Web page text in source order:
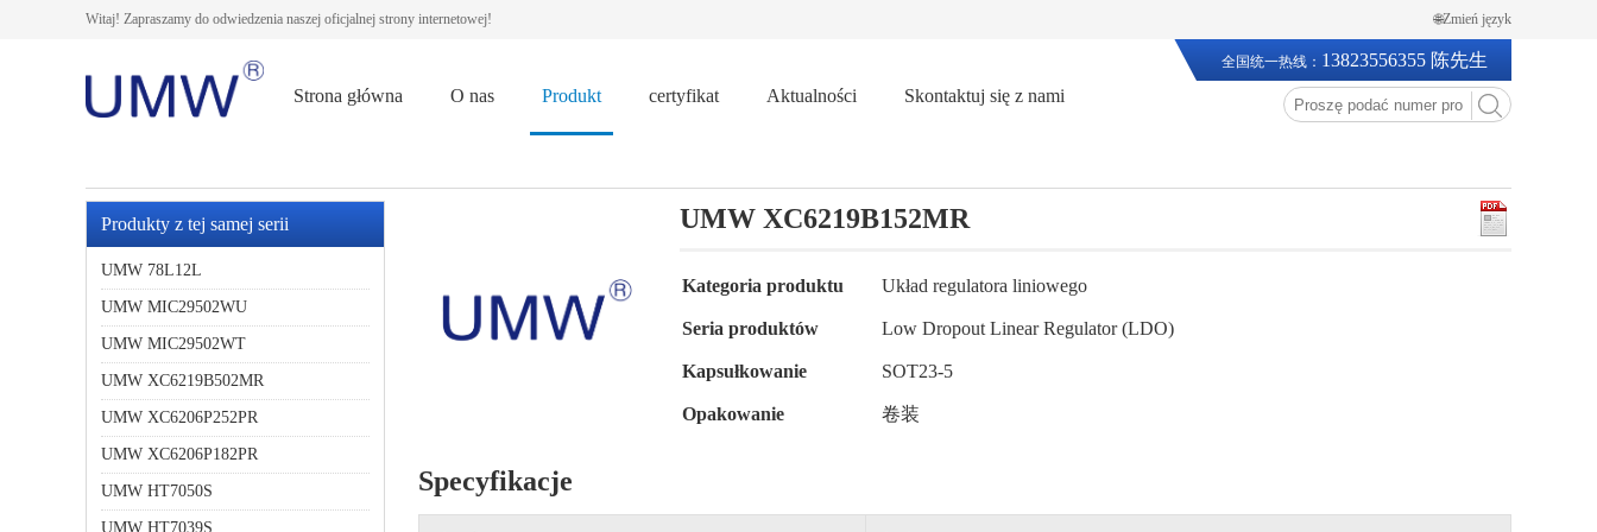
Witaj! Zapraszamy do odwiedzenia naszej oficjalnej strony internetowej! 🌐Zmień język
Strona główna O nas Produkt certyfikat Aktualności Skontaktuj się z nami
全国统一热线： 13823556355 陈先生
Produkty z tej samej serii
UMW 78L12L
UMW MIC29502WU
UMW MIC29502WT
UMW XC6219B502MR
UMW XC6206P252PR
UMW XC6206P182PR
UMW HT7050S
UMW HT7039S
UMW XC6219B152MR
Kategoria produktu Układ regulatora liniowego
Seria produktów Low Dropout Linear Regulator (LDO)
Kapsułkowanie SOT23-5
Opakowanie 卷装
Specyfikacje